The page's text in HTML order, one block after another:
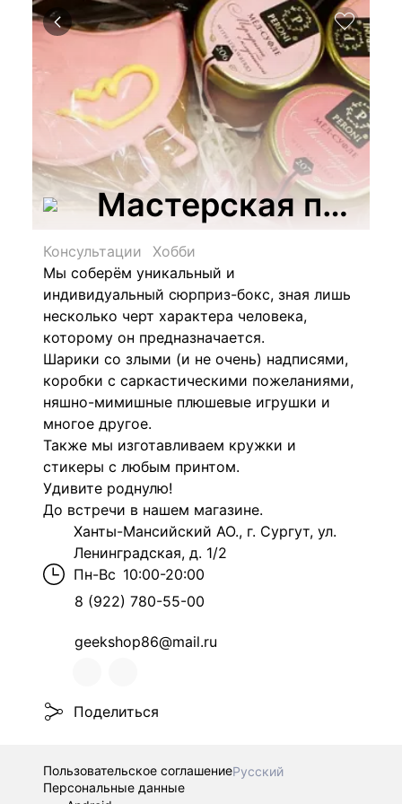
Мастерская
Консультации
Хобби
Мы соберём уникальный и
индивидуальный сюрприз-бокс, зная лишь
несколько черт характера человека,
которому он предназначается.
Шарики со злыми (и не очень) надписями,
коробки с саркастическими пожеланиями,
няшно-мимишные плюшевые игрушки и
многое другое.
Также мы изготавливаем кружки и
стикеры с любым принтом.
Удивите роднулю!
До встречи в нашем магазине.
Ханты-Мансийский АО., г. Сургут, ул.
Ленинградская, д. 1/2
Пн-Вс 10:00-20:00
8 (922) 780-55-00
geekshop86@mail.ru
Поделиться
Пользовательское соглашениеРусский
Персональные данные